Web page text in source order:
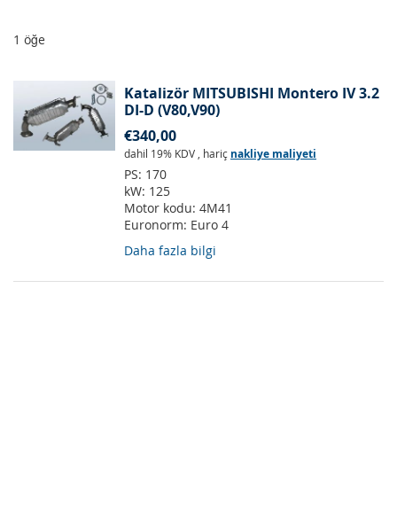
1 öğe
Katalizör MITSUBISHI Montero IV 3.2
DI-D (V80,V90)
€340,00
dahil 19% KDV , hariç nakliye maliyeti
PS: 170
kW: 125
Motor kodu: 4M41
Euronorm: Euro 4
Daha fazla bilgi